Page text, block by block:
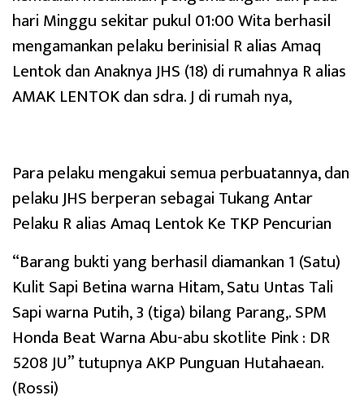
hari Minggu sekitar pukul 01:00 Wita berhasil
mengamankan pelaku berinisial R alias Amaq
Lentok dan Anaknya JHS (18) di rumahnya R alias
AMAK LENTOK dan sdra. J di rumah nya,
Para pelaku mengakui semua perbuatannya, dan
pelaku JHS berperan sebagai Tukang Antar
Pelaku R alias Amaq Lentok Ke TKP Pencurian
“Barang bukti yang berhasil diamankan 1 (Satu)
Kulit Sapi Betina warna Hitam, Satu Untas Tali
Sapi warna Putih, 3 (tiga) bilang Parang,. SPM
Honda Beat Warna Abu-abu skotlite Pink : DR
5208 JU” tutupnya AKP Punguan Hutahaean.
(Rossi)